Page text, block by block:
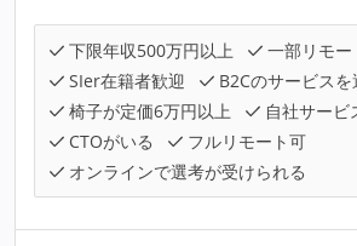
下限年収500万円以上
一部リモー
SIer在籍者歓迎
B2Cのサービスを
椅子が定価6万円以上
自社サービ
CTOがいる
フルリモート可
オンラインで選考が受けられる